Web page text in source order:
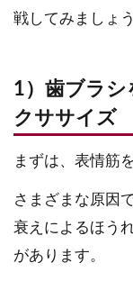
戦してみましょう
1）歯ブラシ
クササイズ
まずは、表情筋
さまざまな原因
衰えによるほう
があります。